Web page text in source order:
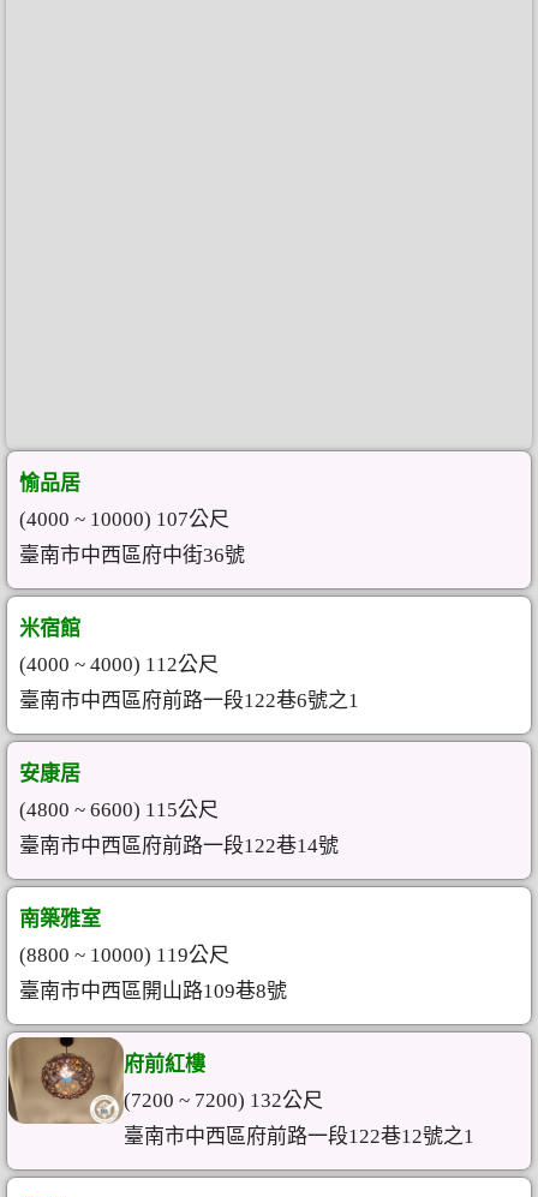
愉品居
(4000 ~ 10000) 107公尺
臺南市中西區府中街36號
米宿館
(4000 ~ 4000) 112公尺
臺南市中西區府前路一段122巷6號之1
安康居
(4800 ~ 6600) 115公尺
臺南市中西區府前路一段122巷14號
南築雅室
(8800 ~ 10000) 119公尺
臺南市中西區開山路109巷8號
府前紅樓
(7200 ~ 7200) 132公尺
臺南市中西區府前路一段122巷12號之1